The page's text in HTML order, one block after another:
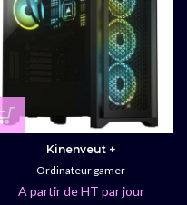
Kinenveut +
Ordinateur gamer
A partir de HT par jour